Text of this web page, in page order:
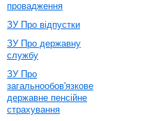
провадження
ЗУ Про відпустки
ЗУ Про державну
службу
ЗУ Про
загальнообов'язкове
державне пенсійне
страхування